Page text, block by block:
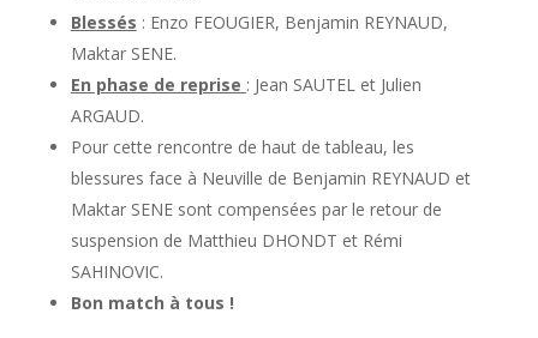
Blessés : Enzo FEOUGIER, Benjamin REYNAUD,
Maktar SENE.
En phase de reprise : Jean SAUTEL et Julien
ARGAUD.
Pour cette rencontre de haut de tableau, les
blessures face à Neuville de Benjamin REYNAUD et
Maktar SENE sont compensées par le retour de
suspension de Matthieu DHONDT et Rémi
SAHINOVIC.
Bon match à tous !